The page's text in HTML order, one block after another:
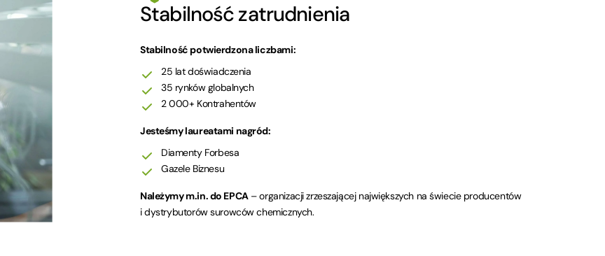
Stabilność zatrudnienia
Stabilność potwierdzona liczbami:
25 lat doświadczenia
35 rynków globalnych
2 000+ Kontrahentów
Jesteśmy laureatami nagród:
Diamenty Forbesa
Gazele Biznesu
Należymy m.in. do EPCA– organizacji zrzeszającej największych na świecie producentów
i dystrybutorów surowców chemicznych.